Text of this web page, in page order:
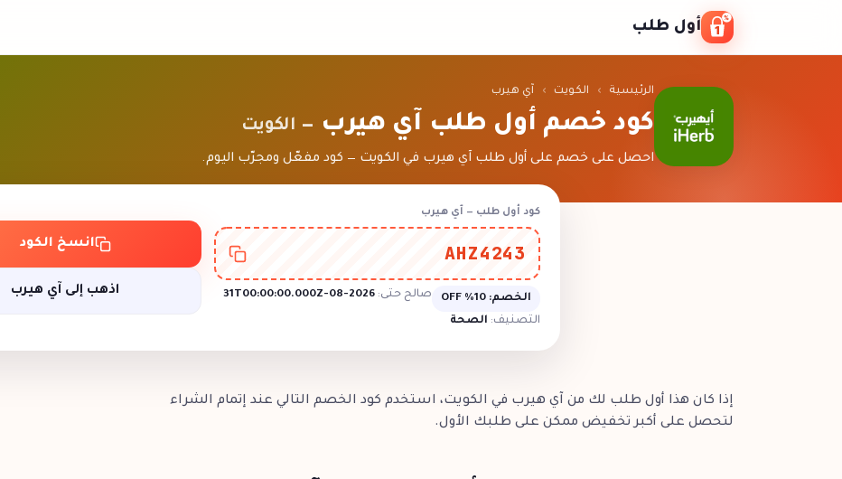
أول طلب
الرئيسية › الكويت › آي هيرب
كود خصم أول طلب آي هيرب — الكويت
احصل على خصم على أول طلب آي هيرب في الكويت — كود مفعّل ومجرّب اليوم.
كود أول طلب — آي هيرب
AHZ4243
الخصم: 10% OFF صالح حتى: 2026-08-31T00:00:00.000Z
التصنيف: الصحة
انسخ الكود
اذهب إلى آي هيرب
إذا كان هذا أول طلب لك من آي هيرب في الكويت، استخدم كود الخصم التالي عند إتمام الشراء
لتحصل على أكبر تخفيض ممكن على طلبك الأول.